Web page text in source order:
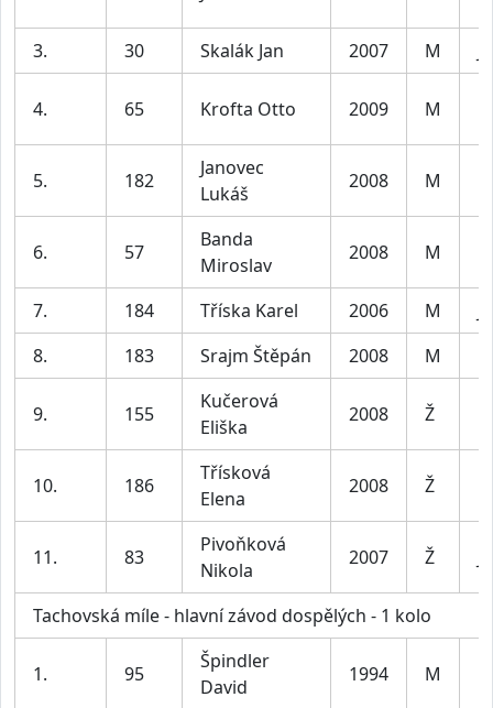
3. 30 Skalák Jan 2007 M
4. 65 Krofta Otto 2009 M
5. 182
Janovec
Lukáš
2008 M
6. 57
Banda
Miroslav
2008 M
7. 184 Tříska Karel 2006 M
8.
183 Srajm Štěpán 2008 M
9. 155
Kučerová
Eliška
2008 Ž
10. 186
Třísková
Elena
2008 Ž
11. 83
Pivoňková
Nikola
2007 Ž
Tachovská míle - hlavní závod dospělých - 1 kolo
1. 95
Špindler
David
1994 M